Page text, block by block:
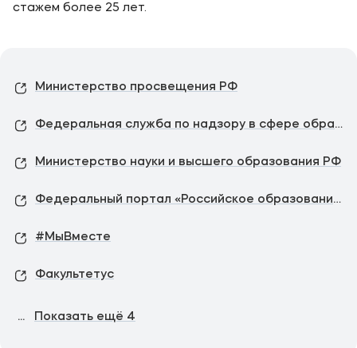
стажем более 25 лет.
Министерство просвещения РФ
Федеральная служба по надзору в сфере образования и науки
Министерство науки и высшего образования РФ
Федеральный портал «Российское образование»
#МыВместе
Факультетус
... Показать ещё 4